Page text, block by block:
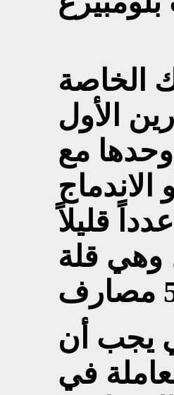
الخاصة
الأول
وحدها مع
الاندماج
قليلاً
وهي قلة
يجب أن
في